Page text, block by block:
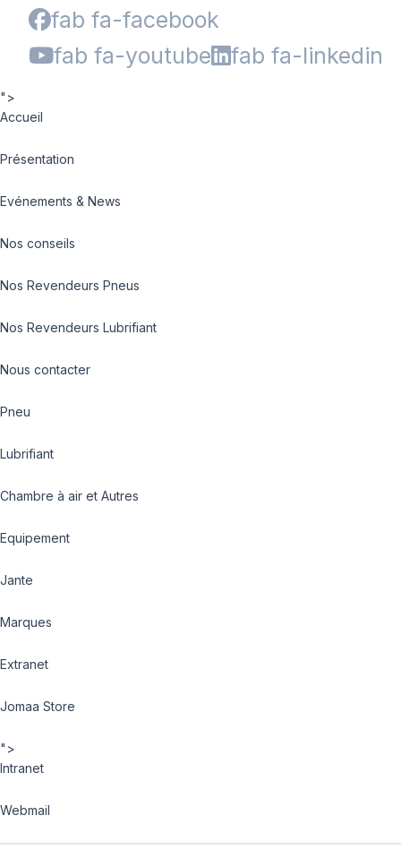
fab fa-facebook
fab fa-youtube
fab fa-linkedin
">
Accueil
Présentation
Evénements & News
Nos conseils
Nos Revendeurs Pneus
Nos Revendeurs Lubrifiant
Nous contacter
Pneu
Lubrifiant
Chambre à air et Autres
Equipement
Jante
Marques
Extranet
Jomaa Store
">
Intranet
Webmail